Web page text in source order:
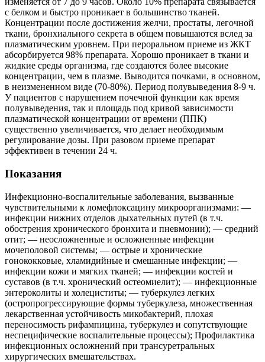
с белком и быстро проникает в большинство тканей.
Концентрации после достижения желчи, простаты, легочной
ткани, бронхиального секрета в общем повышаются вслед за
плазматическим уровнем. При пероральном приеме из ЖКТ
абсорбируется 98% препарата. Хорошо проникает в ткани и
жидкие среды организма, где создаются более высокие
концентрации, чем в плазме. Выводится почками, в основном,
в неизмененном виде (70-80%). Период полувыведения 8-9 ч.
У пациентов с нарушением почечной функции как время
полувыведения, так и площадь под кривой зависимости
плазматической концентрации от времени (ППК)
существенно увеличивается, что делает необходимым
регулирование дозы. При разовом приеме препарат
эффективен в течении 24 ч.
Показания
Инфекционно-воспалительные заболевания, вызванные
чувствительными к ломефлоксацину микроорганизмами: —
инфекции нижних отделов дыхательных путей (в т.ч.
обострения хронического бронхита и пневмонии); — средний
отит; — неосложненные и осложненные инфекции
мочеполовой системы; — острые и хронические
гонококковые, хламидийные и смешанные инфекции; —
инфекции кожи и мягких тканей; — инфекции костей и
суставов (в т.ч. хронический остеомиелит); — инфекционные
энтероколиты и холециститы; — туберкулез легких
(остропрогрессирующие формы туберкулеза, множественная
лекарственная устойчивость микобактерий, плохая
переносимость рифампицина, туберкулез и сопутствующие
неспецифические воспалительные процессы); Профилактика
инфекционных осложнений при трансуретральных
хирургических вмешательствах.